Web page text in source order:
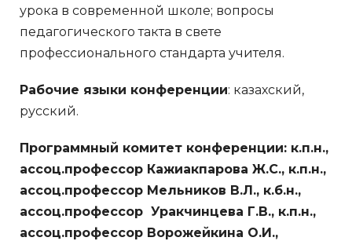
урока в современной школе; вопросы
педагогического такта в свете
профессионального стандарта учителя.
Рабочие языки конференции: казахский,
русский.
Программный комитет конференции: к.п.н.,
ассоц.профессор Кажиакпарова Ж.С., к.п.н.,
ассоц.профессор Мельников В.Л., к.б.н.,
ассоц.профессор Уракчинцева Г.В., к.п.н.,
ассоц.профессор Ворожейкина О.И.,